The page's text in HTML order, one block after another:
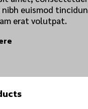
nibh euismod
erat volutpat.